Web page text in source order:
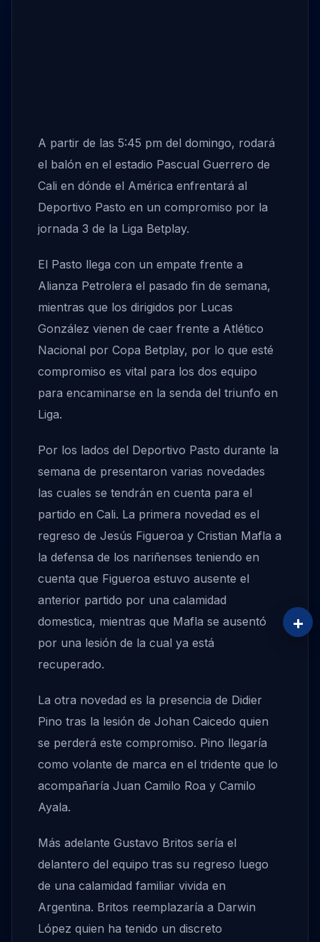
A partir de las 5:45 pm del domingo, rodará
el balón en el estadio Pascual Guerrero de
Cali en dónde el América enfrentará al
Deportivo Pasto en un compromiso por la
jornada 3 de la Liga Betplay.
El Pasto llega con un empate frente a
Alianza Petrolera el pasado fin de semana,
mientras que los dirigidos por Lucas
González vienen de caer frente a Atlético
Nacional por Copa Betplay, por lo que esté
compromiso es vital para los dos equipo
para encaminarse en la senda del triunfo en
Liga.
Por los lados del Deportivo Pasto durante la
semana de presentaron varias novedades
las cuales se tendrán en cuenta para el
partido en Cali. La primera novedad es el
regreso de Jesús Figueroa y Cristian Mafla a
la defensa de los nariñenses teniendo en
cuenta que Figueroa estuvo ausente el
anterior partido por una calamidad
domestica, mientras que Mafla se ausentó
por una lesión de la cual ya está
recuperado.
La otra novedad es la presencia de Didier
Pino tras la lesión de Johan Caicedo quien
se perderá este compromiso. Pino llegaría
como volante de marca en el tridente que lo
acompañaría Juan Camilo Roa y Camilo
Ayala.
Más adelante Gustavo Britos sería el
delantero del equipo tras su regreso luego
de una calamidad familiar vivida en
Argentina. Britos reemplazaría a Darwin
López quien ha tenido un discreto
+